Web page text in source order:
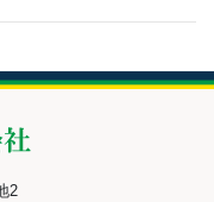
2